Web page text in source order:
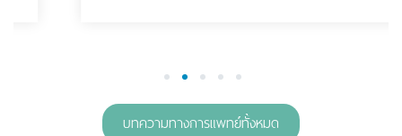
1 2 3 4 5
บทความทางการแพทย์ทั้งหมด